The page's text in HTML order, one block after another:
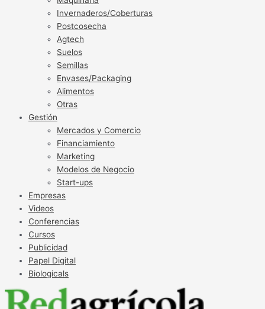
Invernaderos/Coberturas
Postcosecha
Agtech
Suelos
Semillas
Envases/Packaging
Alimentos
Otras
Gestión
Mercados y Comercio
Financiamiento
Marketing
Modelos de Negocio
Start-ups
Empresas
Videos
Conferencias
Cursos
Publicidad
Papel Digital
Biologicals